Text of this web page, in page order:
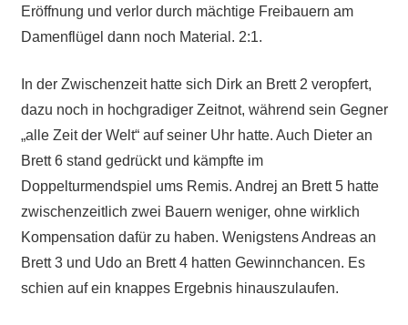
Eröffnung und verlor durch mächtige Freibauern am
Damenflügel dann noch Material. 2:1.
In der Zwischenzeit hatte sich Dirk an Brett 2 veropfert,
dazu noch in hochgradiger Zeitnot, während sein Gegner
„alle Zeit der Welt“ auf seiner Uhr hatte. Auch Dieter an
Brett 6 stand gedrückt und kämpfte im
Doppelturmendspiel ums Remis. Andrej an Brett 5 hatte
zwischenzeitlich zwei Bauern weniger, ohne wirklich
Kompensation dafür zu haben. Wenigstens Andreas an
Brett 3 und Udo an Brett 4 hatten Gewinnchancen. Es
schien auf ein knappes Ergebnis hinauszulaufen.